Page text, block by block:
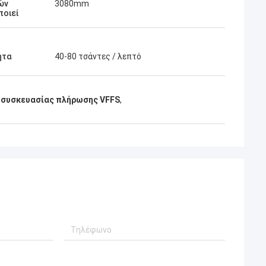
3080mm
40-80 τσάντες / λεπτό
πλήρωσης VFFS,